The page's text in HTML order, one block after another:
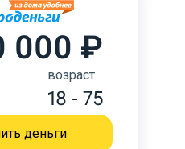
000 ₽
возраст
18 - 75
деньги